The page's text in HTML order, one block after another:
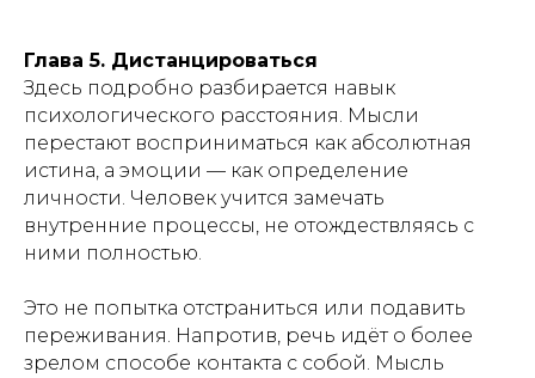
Глава 5. Дистанцироваться
Здесь подробно разбирается навык
психологического расстояния. Мысли
перестают восприниматься как абсолютная
истина, а эмоции — как определение
личности. Человек учится замечать
внутренние процессы, не отождествляясь с
ними полностью.
Это не попытка отстраниться или подавить
переживания. Напротив, речь идёт о более
зрелом способе контакта с собой. Мысль